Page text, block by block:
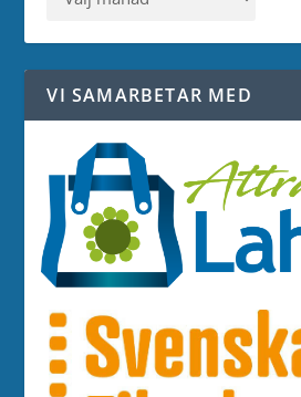
VI SAMARBETAR MED